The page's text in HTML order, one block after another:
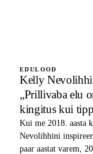
EDULOOD
Kelly
„Prillivaba elu
kingitus kui
Kui me 2018. aasta
Nevolihhini
paar aastat varem,